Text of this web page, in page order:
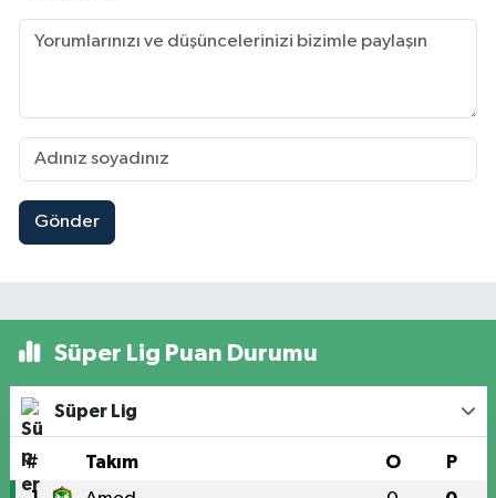
Gönder
Süper Lig Puan Durumu
Süper Lig
# Takım O P